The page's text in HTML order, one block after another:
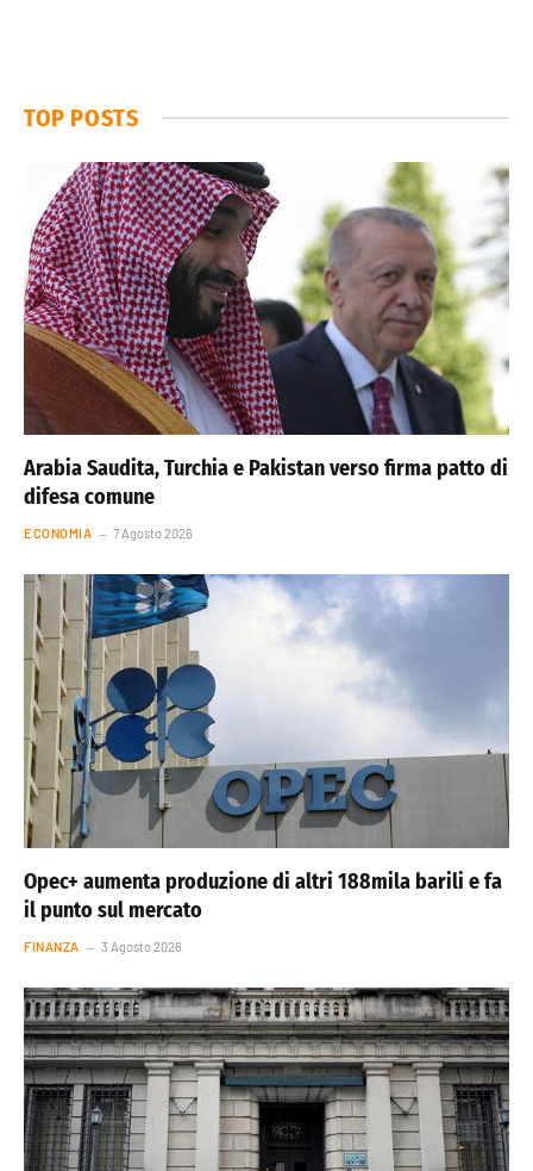
TOP POSTS
Arabia Saudita, Turchia e Pakistan verso firma patto di
difesa comune
ECONOMIA 7 Agosto 2026
Opec+ aumenta produzione di altri 188mila barili e fa
il punto sul mercato
FINANZA 3 Agosto 2026